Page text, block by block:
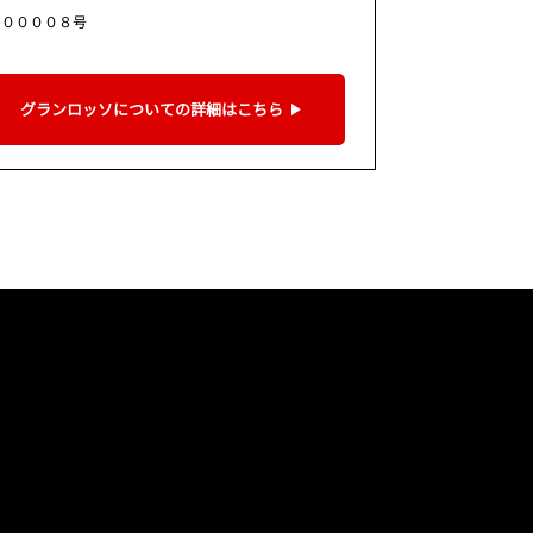
０００８号
グランロッソについての詳細はこちら